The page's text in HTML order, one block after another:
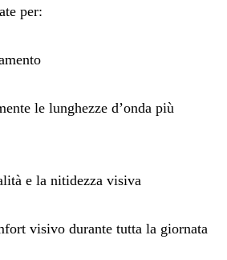
per:
le lunghezze d’onda più
e la nitidezza visiva
visivo durante tutta la giornata